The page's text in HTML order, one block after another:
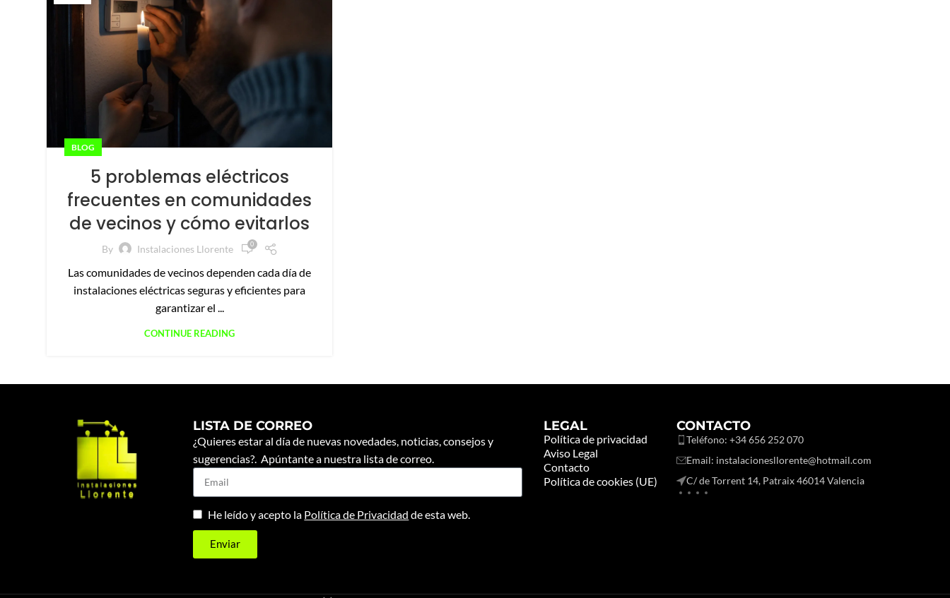
BLOG
5 problemas eléctricos
frecuentes en comunidades
de vecinos y cómo evitarlos
By Instalaciones Llorente 0
Las comunidades de vecinos dependen cada día de
instalaciones eléctricas seguras y eficientes para
garantizar el ...
CONTINUE READING
LISTA DE CORREO
¿Quieres estar al día de nuevas novedades, noticias, consejos y
sugerencias?. Apúntante a nuestra lista de correo.
He leído y acepto la Política de Privacidad de esta web.
Enviar
LEGAL
Política de privacidad
Aviso Legal
Contacto
Política de cookies (UE)
CONTACTO
Teléfono: +34 656 252 070
Email: instalacionesllorente@hotmail.com
C/ de Torrent 14, Patraix 46014 Valencia